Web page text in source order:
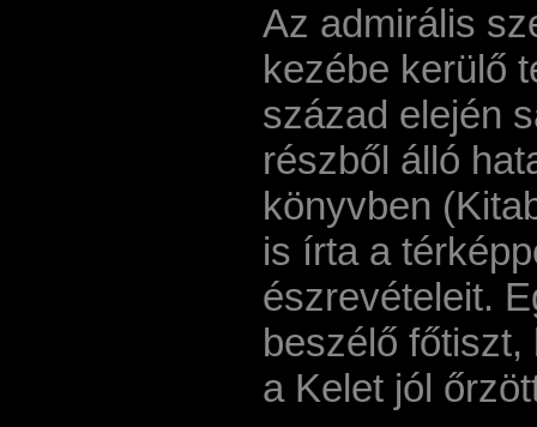
Az admirális
kezébe kerülő
század elején
részből álló
könyvben
is írta a
észrevételeit.
beszélő főtiszt,
a Kelet jól